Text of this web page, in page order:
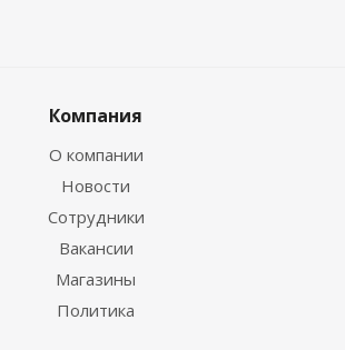
Компания
О компании
Новости
Сотрудники
Вакансии
Магазины
Политика